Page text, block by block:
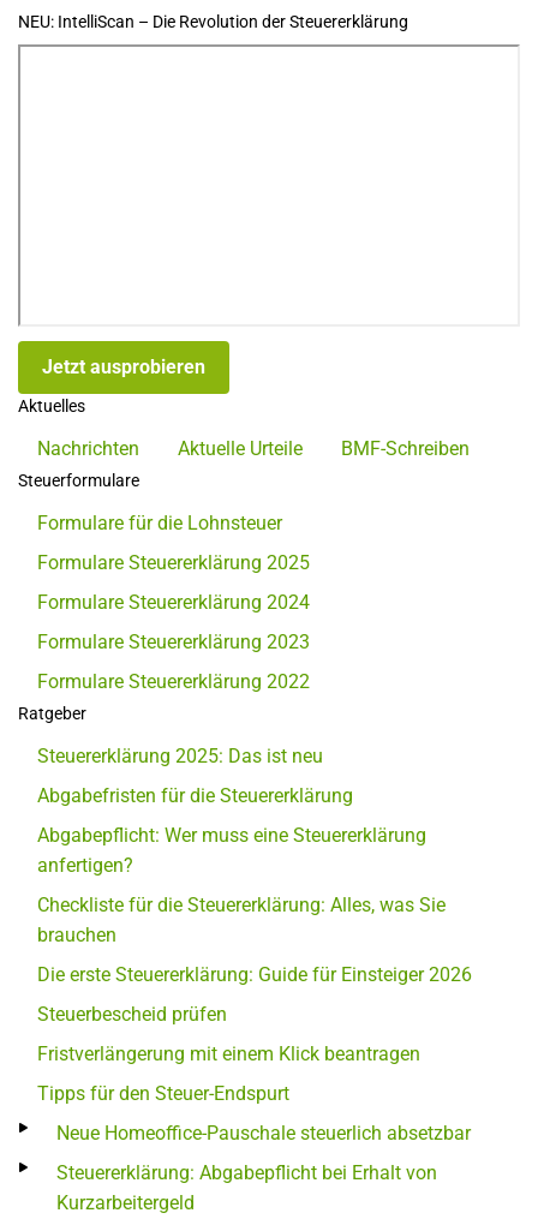
NEU: IntelliScan – Die Revolution der Steuererklärung
Jetzt ausprobieren
Aktuelles
Nachrichten Aktuelle Urteile BMF-Schreiben
Steuerformulare
Formulare für die Lohnsteuer
Formulare Steuererklärung 2025
Formulare Steuererklärung 2024
Formulare Steuererklärung 2023
Formulare Steuererklärung 2022
Ratgeber
Steuererklärung 2025: Das ist neu
Abgabefristen für die Steuererklärung
Abgabepflicht: Wer muss eine Steuererklärung
anfertigen?
Checkliste für die Steuererklärung: Alles, was Sie
brauchen
Die erste Steuererklärung: Guide für Einsteiger 2026
Steuerbescheid prüfen
Fristverlängerung mit einem Klick beantragen
Tipps für den Steuer-Endspurt
Neue Homeoffice-Pauschale steuerlich absetzbar
Steuererklärung: Abgabepflicht bei Erhalt von
Kurzarbeitergeld